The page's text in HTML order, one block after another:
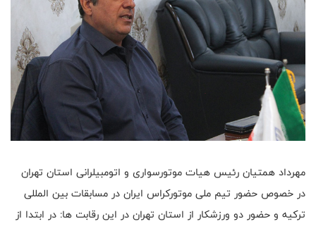
مهرداد همتیان رئیس هیات موتورسواری و اتومبیلرانی استان تهران
در خصوص حضور تیم ملی موتورکراس ایران در مسابقات بین المللی
ترکیه و حضور دو ورزشکار از استان تهران در این رقابت ها: در ابتدا از